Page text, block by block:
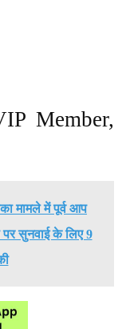
Member,
मामले में पूर्व आप
पर सुनवाई के लिए 9